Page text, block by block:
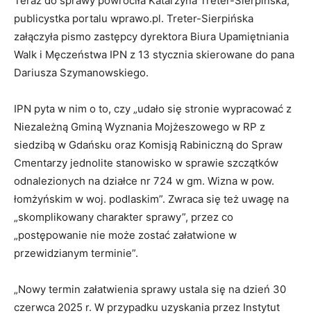
publicystka portalu wprawo.pl. Treter-Sierpińska
załączyła pismo zastępcy dyrektora Biura Upamiętniania
Walk i Męczeństwa IPN z 13 stycznia skierowane do pana
Dariusza Szymanowskiego.
IPN pyta w nim o to, czy „udało się stronie wypracować z
Niezależną Gminą Wyznania Mojżeszowego w RP z
siedzibą w Gdańsku oraz Komisją Rabiniczną do Spraw
Cmentarzy jednolite stanowisko w sprawie szczątków
odnalezionych na działce nr 724 w gm. Wizna w pow.
łomżyńskim w woj. podlaskim”. Zwraca się też uwagę na
„skomplikowany charakter sprawy”, przez co
„postępowanie nie może zostać załatwione w
przewidzianym terminie”.
„Nowy termin załatwienia sprawy ustala się na dzień 30
czerwca 2025 r. W przypadku uzyskania przez Instytut